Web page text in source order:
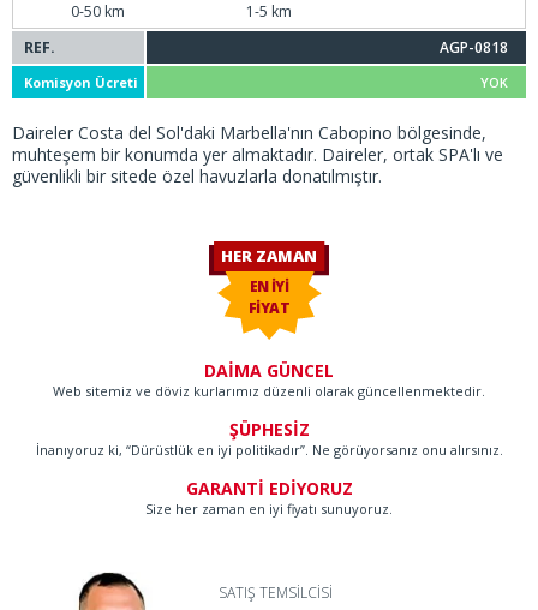
0-50 km
1-5 km
REF.
AGP-0818
Komisyon Ücreti YOK
Daireler Costa del Sol'daki Marbella'nın Cabopino bölgesinde,
muhteşem bir konumda yer almaktadır. Daireler, ortak SPA'lı ve
güvenlikli bir sitede özel havuzlarla donatılmıştır.
HER ZAMAN
EN İYİ
FİYAT
DAİMA GÜNCEL
Web sitemiz ve döviz kurlarımız düzenli olarak güncellenmektedir.
ŞÜPHESİZ
İnanıyoruz ki, “Dürüstlük en iyi politikadır”. Ne görüyorsanız onu alırsınız.
GARANTİ EDİYORUZ
Size her zaman en iyi fiyatı sunuyoruz.
SATIŞ TEMSİLCİSİ